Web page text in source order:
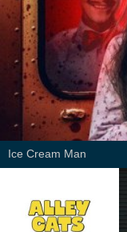
Ice Cream Man